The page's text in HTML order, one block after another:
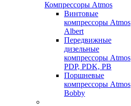
Компрессоры Atmos
Винтовые
компрессоры Atmos
Albert
Передвижные
дизельные
компрессоры Atmos
PDP, PDK, PB
Поршневые
компрессоры Atmos
Bobby